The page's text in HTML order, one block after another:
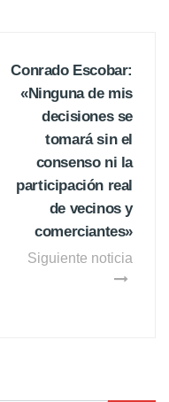
Conrado Escobar:
«Ninguna de mis
decisiones se
tomará sin el
consenso ni la
participación real
de vecinos y
comerciantes»
Siguiente noticia